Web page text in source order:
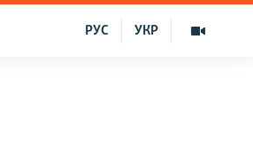
УКР
РУС